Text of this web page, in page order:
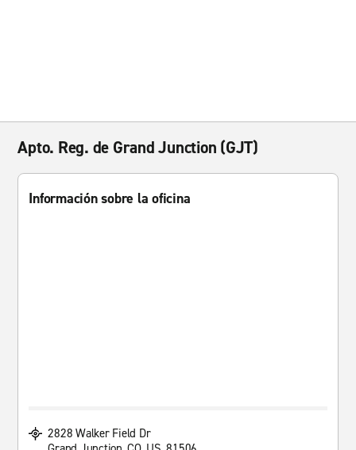
Apto. Reg. de Grand Junction (GJT)
Información sobre la oficina
2828 Walker Field Dr